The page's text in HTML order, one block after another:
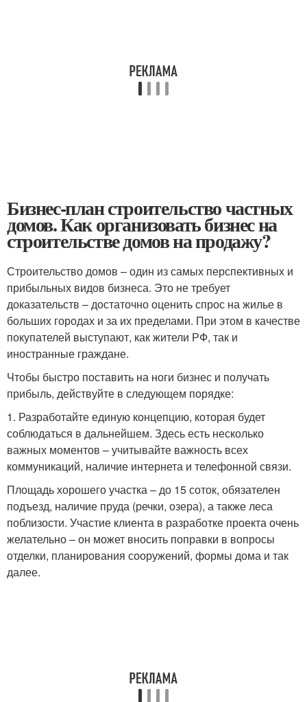
Бизнес-план строительство частных
домов. Как организовать бизнес на
строительстве домов на продажу?
Строительство домов – один из самых перспективных и
прибыльных видов бизнеса. Это не требует
доказательств – достаточно оценить спрос на жилье в
больших городах и за их пределами. При этом в качестве
покупателей выступают, как жители РФ, так и
иностранные граждане.
Чтобы быстро поставить на ноги бизнес и получать
прибыль, действуйте в следующем порядке:
1. Разработайте единую концепцию, которая будет
соблюдаться в дальнейшем. Здесь есть несколько
важных моментов – учитывайте важность всех
коммуникаций, наличие интернета и телефонной связи.
Площадь хорошего участка – до 15 соток, обязателен
подъезд, наличие пруда (речки, озера), а также леса
поблизости. Участие клиента в разработке проекта очень
желательно – он может вносить поправки в вопросы
отделки, планирования сооружений, формы дома и так
далее.